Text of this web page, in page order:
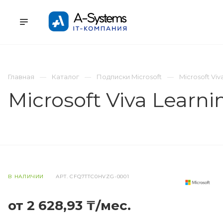
Главная
Каталог Подписки Microsoft Microsoft
Microsoft Viva
В НАЛИЧИИ АРТ.CFQ7TTC0HVZG-0001
от 2 628,93 ₸/мес.